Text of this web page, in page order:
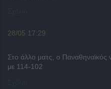
28/05 17:29
Στο άλλο ματς, ο
με 114-102